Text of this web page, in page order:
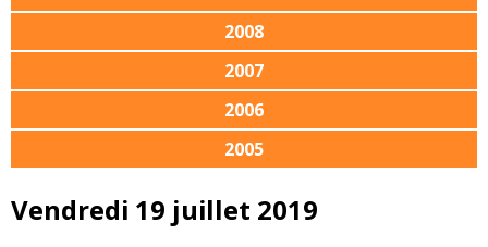
2008
2007
2006
2005
Vendredi 19 juillet 2019